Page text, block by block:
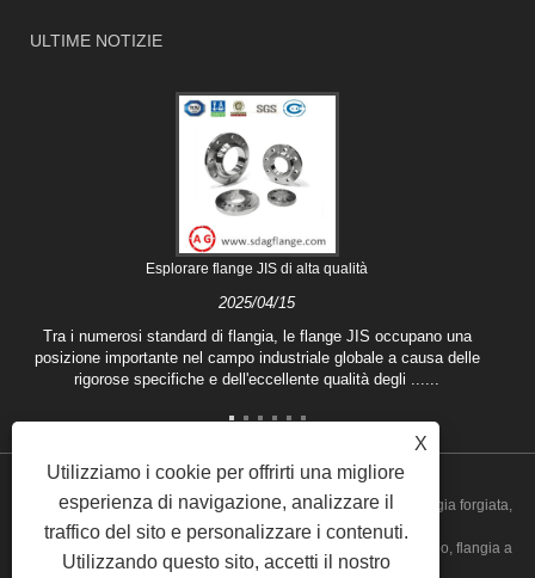
ULTIME NOTIZIE
Esplorare flange JIS di alta qualità
2025/04/15
Tra i numerosi standard di flangia, le flange JIS occupano una
posizione importante nel campo industriale globale a causa delle
rigorose specifiche e dell'eccellente qualità degli ......
Copyright © 2020 Shandong Aiguo Forging Co., Ltd. - Cina Flangia forgiata,
produttori di flange ciechi, fabbrica di flange in acciaio al carbonio, flangia a
X
Utilizziamo i cookie per offrirti una migliore
esperienza di navigazione, analizzare il
traffico del sito e personalizzare i contenuti.
Utilizzando questo sito, accetti il ​​nostro